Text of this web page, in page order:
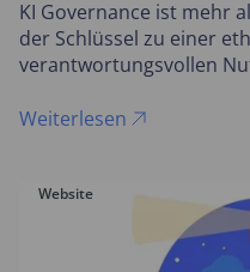
KI Governance ist mehr
der Schlüssel zu einer
verantwortungsvollen
Weiterlesen
Website